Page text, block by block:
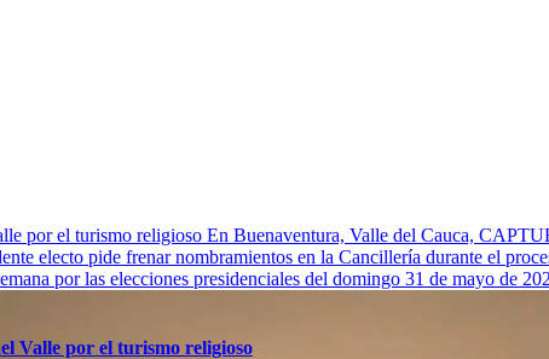
por el turismo religioso En Buenaventura, Valle del Cauca,
electo pide frenar nombramientos en la Cancillería durante el
por las elecciones presidenciales del domingo 31 de mayo de
Valle por el turismo religioso